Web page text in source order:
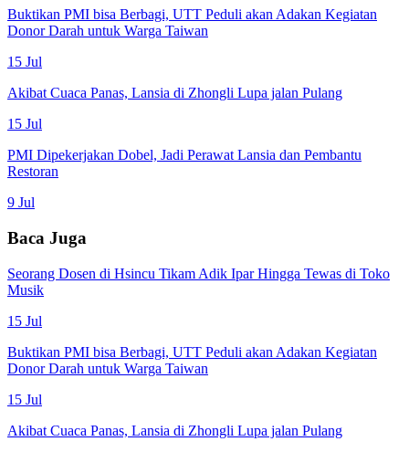
Buktikan PMI bisa Berbagi, UTT Peduli akan Adakan Kegiatan
Donor Darah untuk Warga Taiwan
15 Jul
Akibat Cuaca Panas, Lansia di Zhongli Lupa jalan Pulang
15 Jul
PMI Dipekerjakan Dobel, Jadi Perawat Lansia dan Pembantu
Restoran
9 Jul
Baca Juga
Seorang Dosen di Hsincu Tikam Adik Ipar Hingga Tewas di Toko
Musik
15 Jul
Buktikan PMI bisa Berbagi, UTT Peduli akan Adakan Kegiatan
Donor Darah untuk Warga Taiwan
15 Jul
Akibat Cuaca Panas, Lansia di Zhongli Lupa jalan Pulang